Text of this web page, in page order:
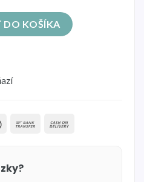
Ninebot ES2/ES4
DO KOŠÍKA